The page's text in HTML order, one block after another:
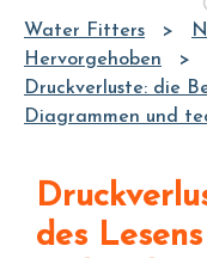
Water Fitters
Hervorgehoben
Druckverluste: die
Diagrammen und
Druckverluste: die Bedeutung
des